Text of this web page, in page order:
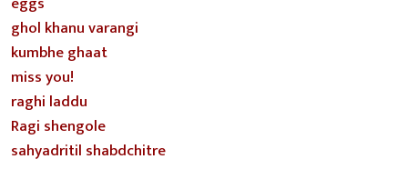
ghol khanu varangi
kumbhe ghaat
miss you!
raghi laddu
Ragi shengole
sahyadritil shabdchitre